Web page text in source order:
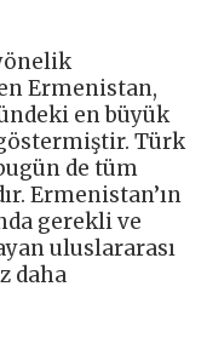
Ermenistan,
en büyük
Türk
de tüm
Ermenistan’ın
gerekli ve
uluslararası
daha